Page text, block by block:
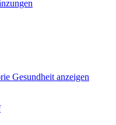
Gesundheit anzeigen